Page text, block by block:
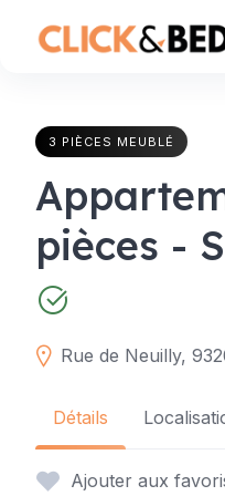
3 PIÈCES MEUBLÉ
pièces -
Rue de Neuilly,
Détails
Ajouter aux